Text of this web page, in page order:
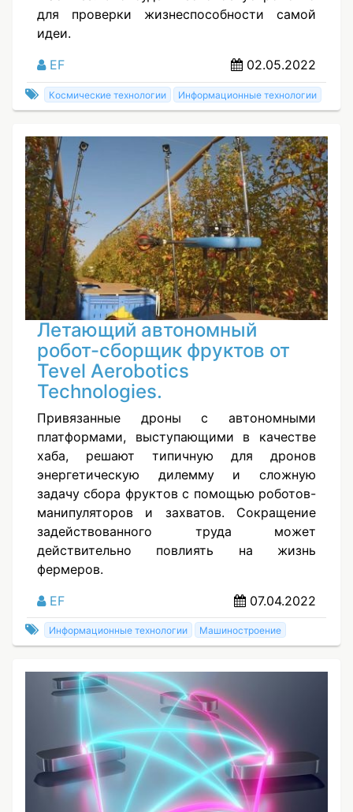
для проверки жизнеспособности самой
идеи.
EF
02.05.2022
Космические технологии Информационные технологии
Летающий автономный
робот-сборщик фруктов от
Tevel Aerobotics
Technologies.
Привязанные дроны с автономными
платформами, выступающими в качестве
хаба, решают типичную для дронов
энергетическую дилемму и сложную
задачу сбора фруктов с помощью роботов-
манипуляторов и захватов. Сокращение
задействованного труда может
действительно повлиять на жизнь
фермеров.
EF
07.04.2022
Информационные технологии Машиностроение